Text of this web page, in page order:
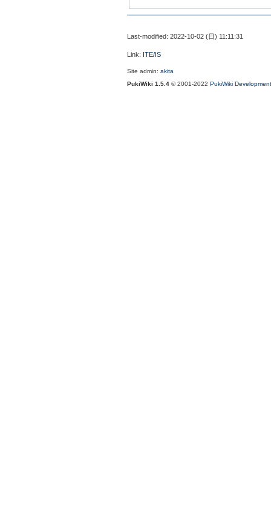
Last-modified: 2022-10-02 (日) 11:11:31
Link: ITE/IS
Site admin: akita
PukiWiki 1.5.4 © 2001-2022 PukiWiki